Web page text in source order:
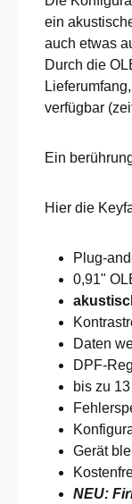
ein
auch etwas
Durch die
verfügbar
Ein
Hier die
Plug-
0,91"
Daten
DPF-
bis zu
Gerät
NEU: